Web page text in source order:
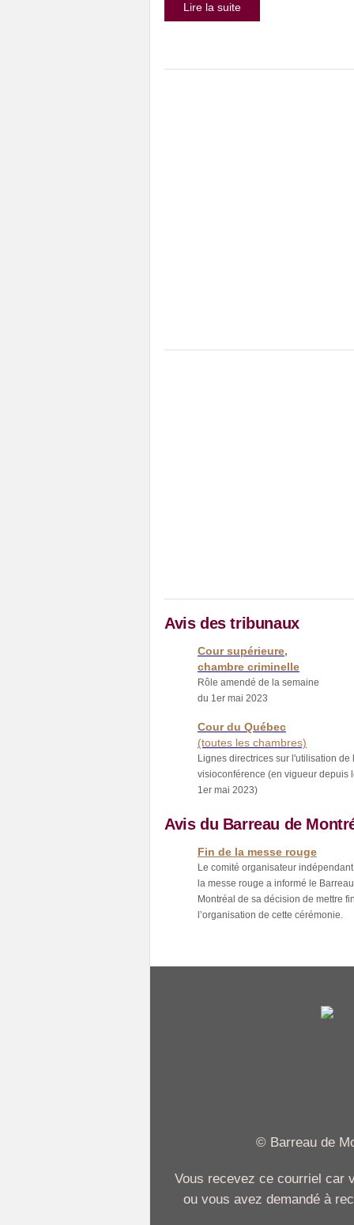
Lire la suite
Avis des tribunaux
Cour supérieure,
chambre criminelle
Rôle amendé de la semaine
du 1er mai 2023
Cour du Québec
(toutes les chambres)
Lignes directrices sur l'utilisation de
visioconférence (en vigueur depuis
1er mai 2023)
Avis du Barreau de
Fin de la messe rouge
Le comité organisateur
la messe rouge a informé le
Montréal de sa décision de mettre
l’organisation de cette cérémonie.
© Barreau de
Vous recevez ce courriel car
ou vous avez demandé à